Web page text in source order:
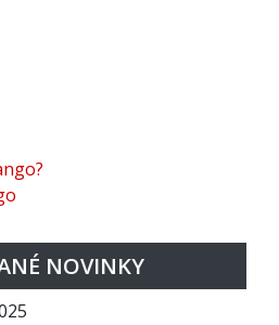
NOVINKY